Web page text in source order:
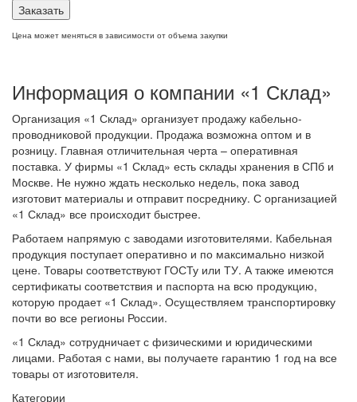
Заказать
Цена может меняться в зависимости от объема закупки
Информация о компании «1 Склад»
Организация «1 Склад» организует продажу кабельно-
проводниковой продукции. Продажа возможна оптом и в
розницу. Главная отличительная черта – оперативная
поставка. У фирмы «1 Склад» есть склады хранения в СПб и
Москве. Не нужно ждать несколько недель, пока завод
изготовит материалы и отправит посреднику. С организацией
«1 Склад» все происходит быстрее.
Работаем напрямую с заводами изготовителями. Кабельная
продукция поступает оперативно и по максимально низкой
цене. Товары соответствуют ГОСТу или ТУ. А также имеются
сертификаты соответствия и паспорта на всю продукцию,
которую продает «1 Склад». Осуществляем транспортировку
почти во все регионы России.
«1 Склад» сотрудничает с физическими и юридическими
лицами. Работая с нами, вы получаете гарантию 1 год на все
товары от изготовителя.
Категории